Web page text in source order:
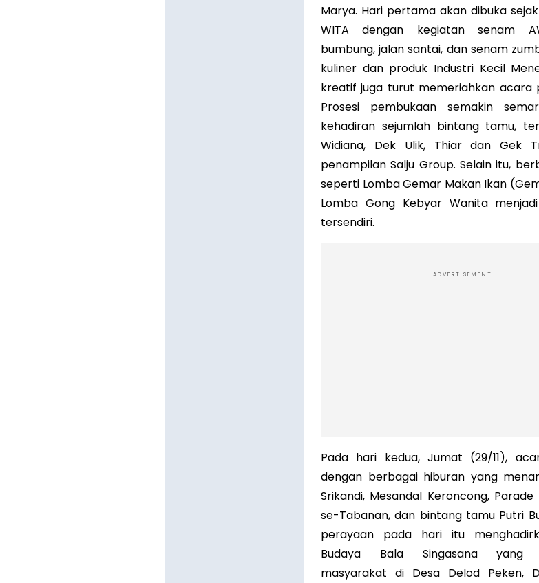
Marya. Hari pertama akan dibuka
WITA dengan kegiatan senam
bumbung, jalan santai, dan senam
kuliner dan produk Industri Kecil
kreatif juga turut memeriahkan acara
Prosesi pembukaan semakin
kehadiran sejumlah bintang tamu,
Widiana, Dek Ulik, Thiar dan Gek
penampilan Salju Group. Selain itu,
seperti Lomba Gemar Makan Ikan
Lomba Gong Kebyar Wanita
tersendiri.
ADVERTISEMENT
Pada hari kedua, Jumat (29/11),
dengan berbagai hiburan yang
Srikandi, Mesandal Keroncong,
se-Tabanan, dan bintang tamu Putri
perayaan pada hari itu
Budaya Bala Singasana yang
masyarakat di Desa Delod Peken,